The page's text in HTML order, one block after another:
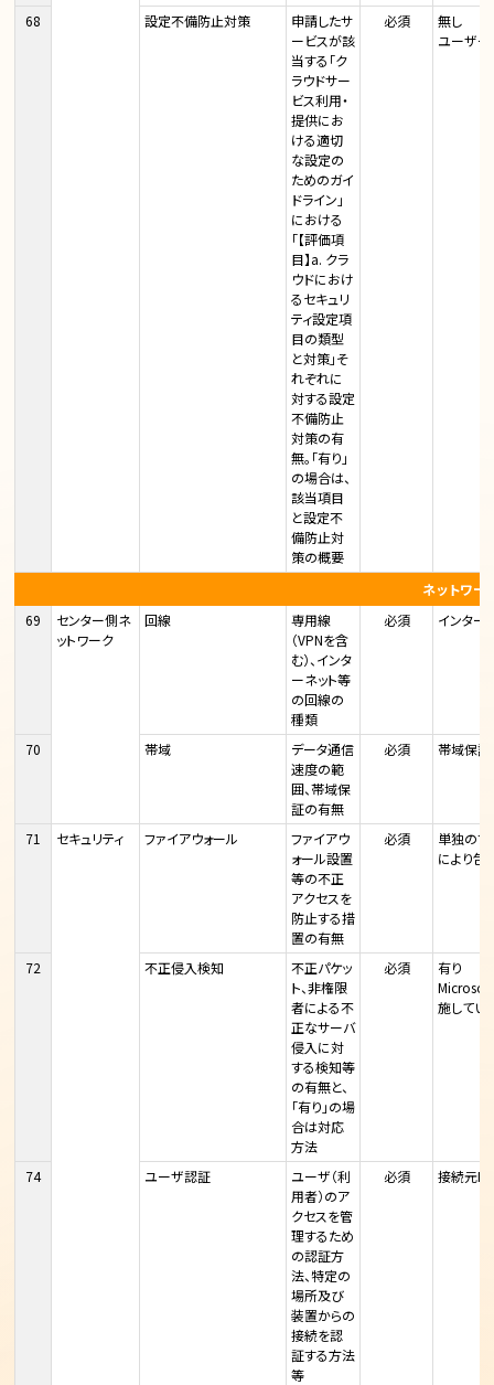
68 設定不備防止対策
申請したサ
ービスが該
当する「ク
ラウドサー
ビス利用・
提供にお
ける適切
な設定の
ためのガイ
ドライン」
における
「【評価項
目】a. クラ
ウドにおけ
るセキュリ
ティ設定項
目の類型
と対策」そ
れぞれに
対する設定
不備防止
対策の有
無。「有り」
の場合は、
該当項目
と設定不
備防止対
策の概要
必須
無し
ユーザー
ネットワー
69
センター側ネ
ットワーク
回線
専用線
（VPNを含
む）、インタ
ーネット等
の回線の
種類
必須 インター
70 帯域
データ通信
速度の範
囲、帯域保
証の有無
必須 帯域保証
71 セキュリティ ファイアウォール
ファイアウ
ォール設置
等の不正
アクセスを
防止する措
置の有無
必須
単独のフ
により包
72 不正侵入検知
不正パケッ
ト、非権限
者による不
正なサーバ
侵入に対
する検知等
の有無と、
「有り」の場
合は対応
方法
必須
有り
施してい
74 ユーザ認証
ユーザ（利
用者）のア
クセスを管
理するため
の認証方
法、特定の
場所及び
装置からの
接続を認
証する方法
等
必須 接続元IP